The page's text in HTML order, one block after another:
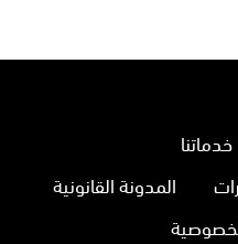
خدماتنا
المدونة القانونية